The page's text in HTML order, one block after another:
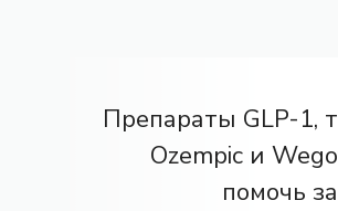
Препараты GLP-1,
Ozempic и
помочь